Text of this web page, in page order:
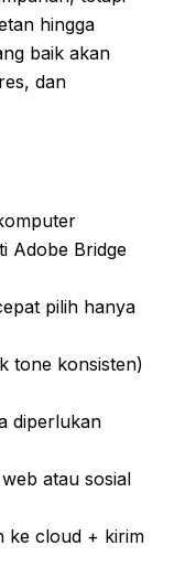
hingga
baik akan
dan
Adobe Bridge
pilih hanya
tone konsisten)
diperlukan
atau sosial
ke cloud + kirim